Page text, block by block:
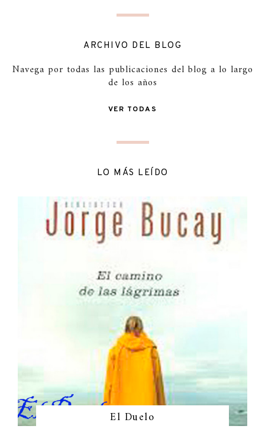
ARCHIVO DEL BLOG
Navega por todas las publicaciones del blog a lo largo
de los años
VER TODAS
LO MÁS LEÍDO
El Duelo